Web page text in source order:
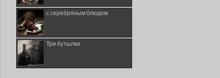
с серебряным блюдом
Три бутылки